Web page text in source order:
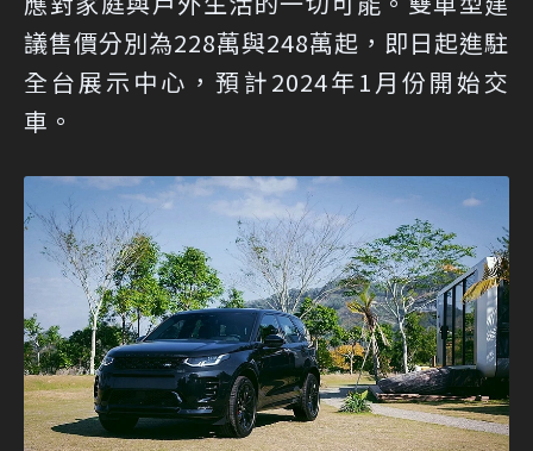
議售價分別為228萬與248萬起，即日起進駐
全台展示中心，預計2024年1月份開始交
車。